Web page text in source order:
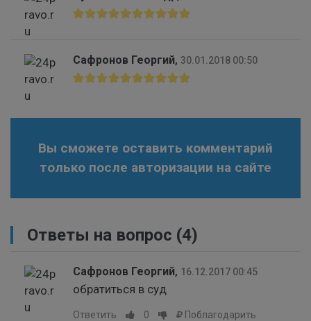
Сафронов Георгий, 30.01.2018 00:50
Вы сможете оставить комментарий
только после авторизации на сайте
Ответы на вопрос (4)
Сафронов Георгий, 16.12.2017 00:45
обратиться в суд
Ответить 0 Поблагодарить